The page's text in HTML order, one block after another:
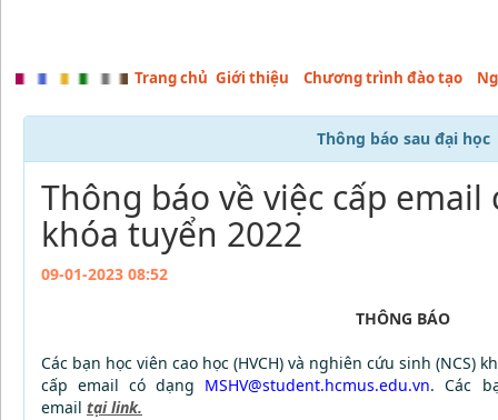
Trang chủ Giới thiệu Chương trình đào tạo
Thông báo sau đại học
Thông báo về việc cấp email
khóa tuyển 2022
09-01-2023 08:52
THÔNG BÁO
Các bạn học viên cao học (HVCH) và nghiên cứu sinh (NCS)
cấp email có dạng MSHV@student.hcmus.edu.vn.Các
email tại link.